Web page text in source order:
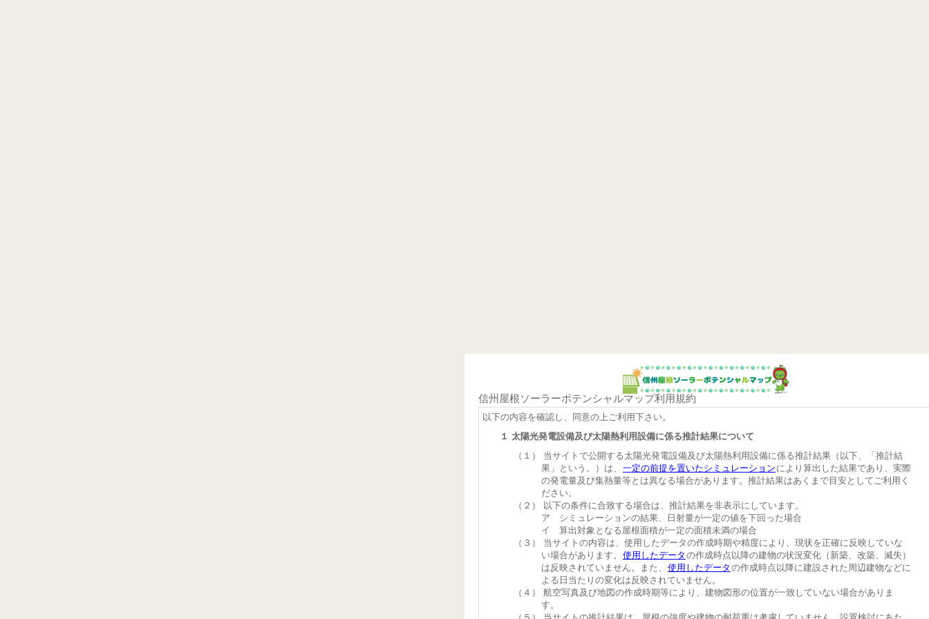
信州屋根ソーラーポテンシャルマップ利用規約
以下の内容を確認し、同意の上ご利用下さい。
１ 太陽光発電設備及び太陽熱利用設備に係る推計結果について
（１） 当サイトで公開する太陽光発電設備及び太陽熱利用設備に係る推計結果（以下、「推計結
果」という。）は、 一定の前提を置いたシミュレーション により算出した結果であり、実際
の発電量及び集熱量等とは異なる場合があります。推計結果はあくまで目安としてご利用く
ださい。
（２） 以下の条件に合致する場合は、推計結果を非表示にしています。
ア シミュレーションの結果、日射量が一定の値を下回った場合
イ 算出対象となる屋根面積が一定の面積未満の場合
（３） 当サイトの内容は、使用したデータの作成時期や精度により、現状を正確に反映していな
い場合があります。 使用したデータ の作成時点以降の建物の状況変化（新築、改築、滅失）
は反映されていません。また、 使用したデータ の作成時点以降に建設された周辺建物などに
よる日当たりの変化は反映されていません。
（４） 航空写真及び地図の作成時期等により、建物図形の位置が一致していない場合がありま
す。